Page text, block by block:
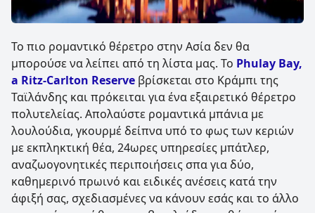
Το πιο ρομαντικό θέρετρο στην Ασία δεν θα
μπορούσε να λείπει από τη λίστα μας. Το Phulay Bay,
a Ritz-Carlton Reserve βρίσκεται στο Κράμπι της
Ταϊλάνδης και πρόκειται για ένα εξαιρετικό θέρετρο
πολυτελείας. Απολαύστε ρομαντικά μπάνια με
λουλούδια, γκουρμέ δείπνα υπό το φως των κεριών
με εκπληκτική θέα, 24ωρες υπηρεσίες μπάτλερ,
αναζωογονητικές περιποιήσεις σπα για δύο,
καθημερινό πρωινό και ειδικές ανέσεις κατά την
άφιξή σας, σχεδιασμένες να κάνουν εσάς και το άλλο